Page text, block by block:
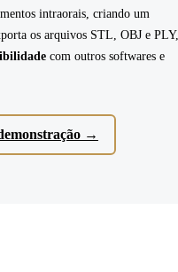
intraorais, criando um
os arquivos STL, OBJ e PLY,
com outros softwares e
→